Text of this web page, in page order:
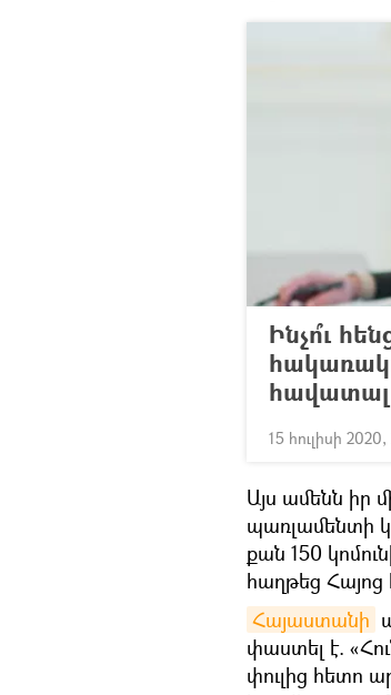
Ինչո՞ւ
հավատալ
15 հուլիսի
Այս ամենն իր
պառլամենտի
քան 150
հաղթեց Հայոց
​Հայաստանի
փաստել է.
փուլից հետո